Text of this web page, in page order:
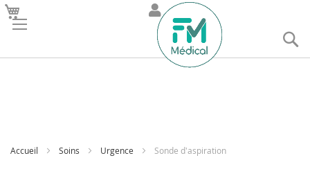
Accueil Soins Urgence Sonde d'aspiration